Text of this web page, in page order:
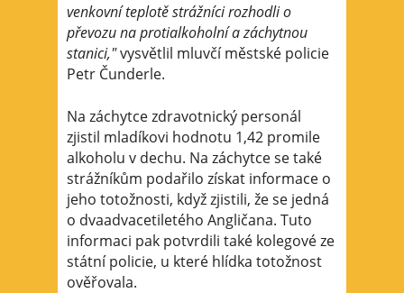
venkovní teplotě strážníci rozhodli o
převozu na protialkoholní a záchytnou
stanici,"vysvětlil mluvčí městské policie
Petr Čunderle.
Na záchytce zdravotnický personál
zjistil mladíkovi hodnotu 1,42 promile
alkoholu v dechu. Na záchytce se také
strážníkům podařilo získat informace o
jeho totožnosti, když zjistili, že se jedná
o dvaadvacetiletého Angličana. Tuto
informaci pak potvrdili také kolegové ze
státní policie, u které hlídka totožnost
ověřovala.